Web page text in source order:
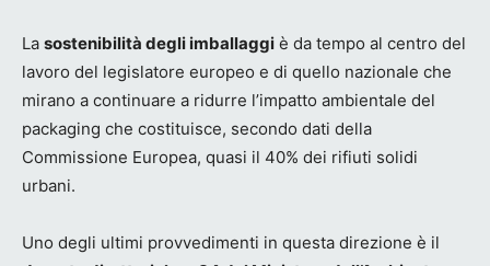
La sostenibilità degli imballaggi è da tempo al centro del
lavoro del legislatore europeo e di quello nazionale che
mirano a continuare a ridurre l’impatto ambientale del
packaging che costituisce, secondo dati della
Commissione Europea, quasi il 40% dei rifiuti solidi
urbani.
Uno degli ultimi provvedimenti in questa direzione è il